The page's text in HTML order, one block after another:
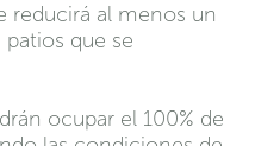
reducirá al menos un
que se
ocupar el 100% de